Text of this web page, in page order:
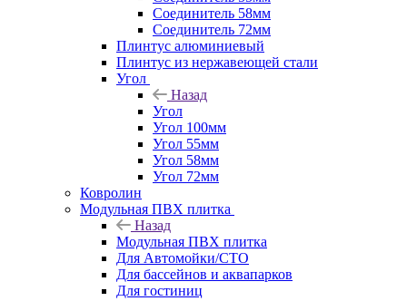
Соединитель 58мм
Соединитель 72мм
Плинтус алюминиевый
Плинтус из нержавеющей стали
Угол
Назад
Угол
Угол 100мм
Угол 55мм
Угол 58мм
Угол 72мм
Ковролин
Модульная ПВХ плитка
Назад
Модульная ПВХ плитка
Для Автомойки/СТО
Для бассейнов и аквапарков
Для гостиниц